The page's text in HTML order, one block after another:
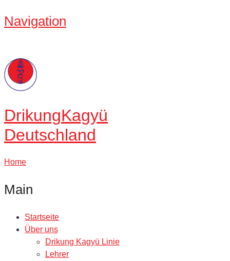
Navigation
DrikungKagyü
Deutschland
Home
Main
Startseite
Über uns
Drikung Kagyü Linie
Lehrer